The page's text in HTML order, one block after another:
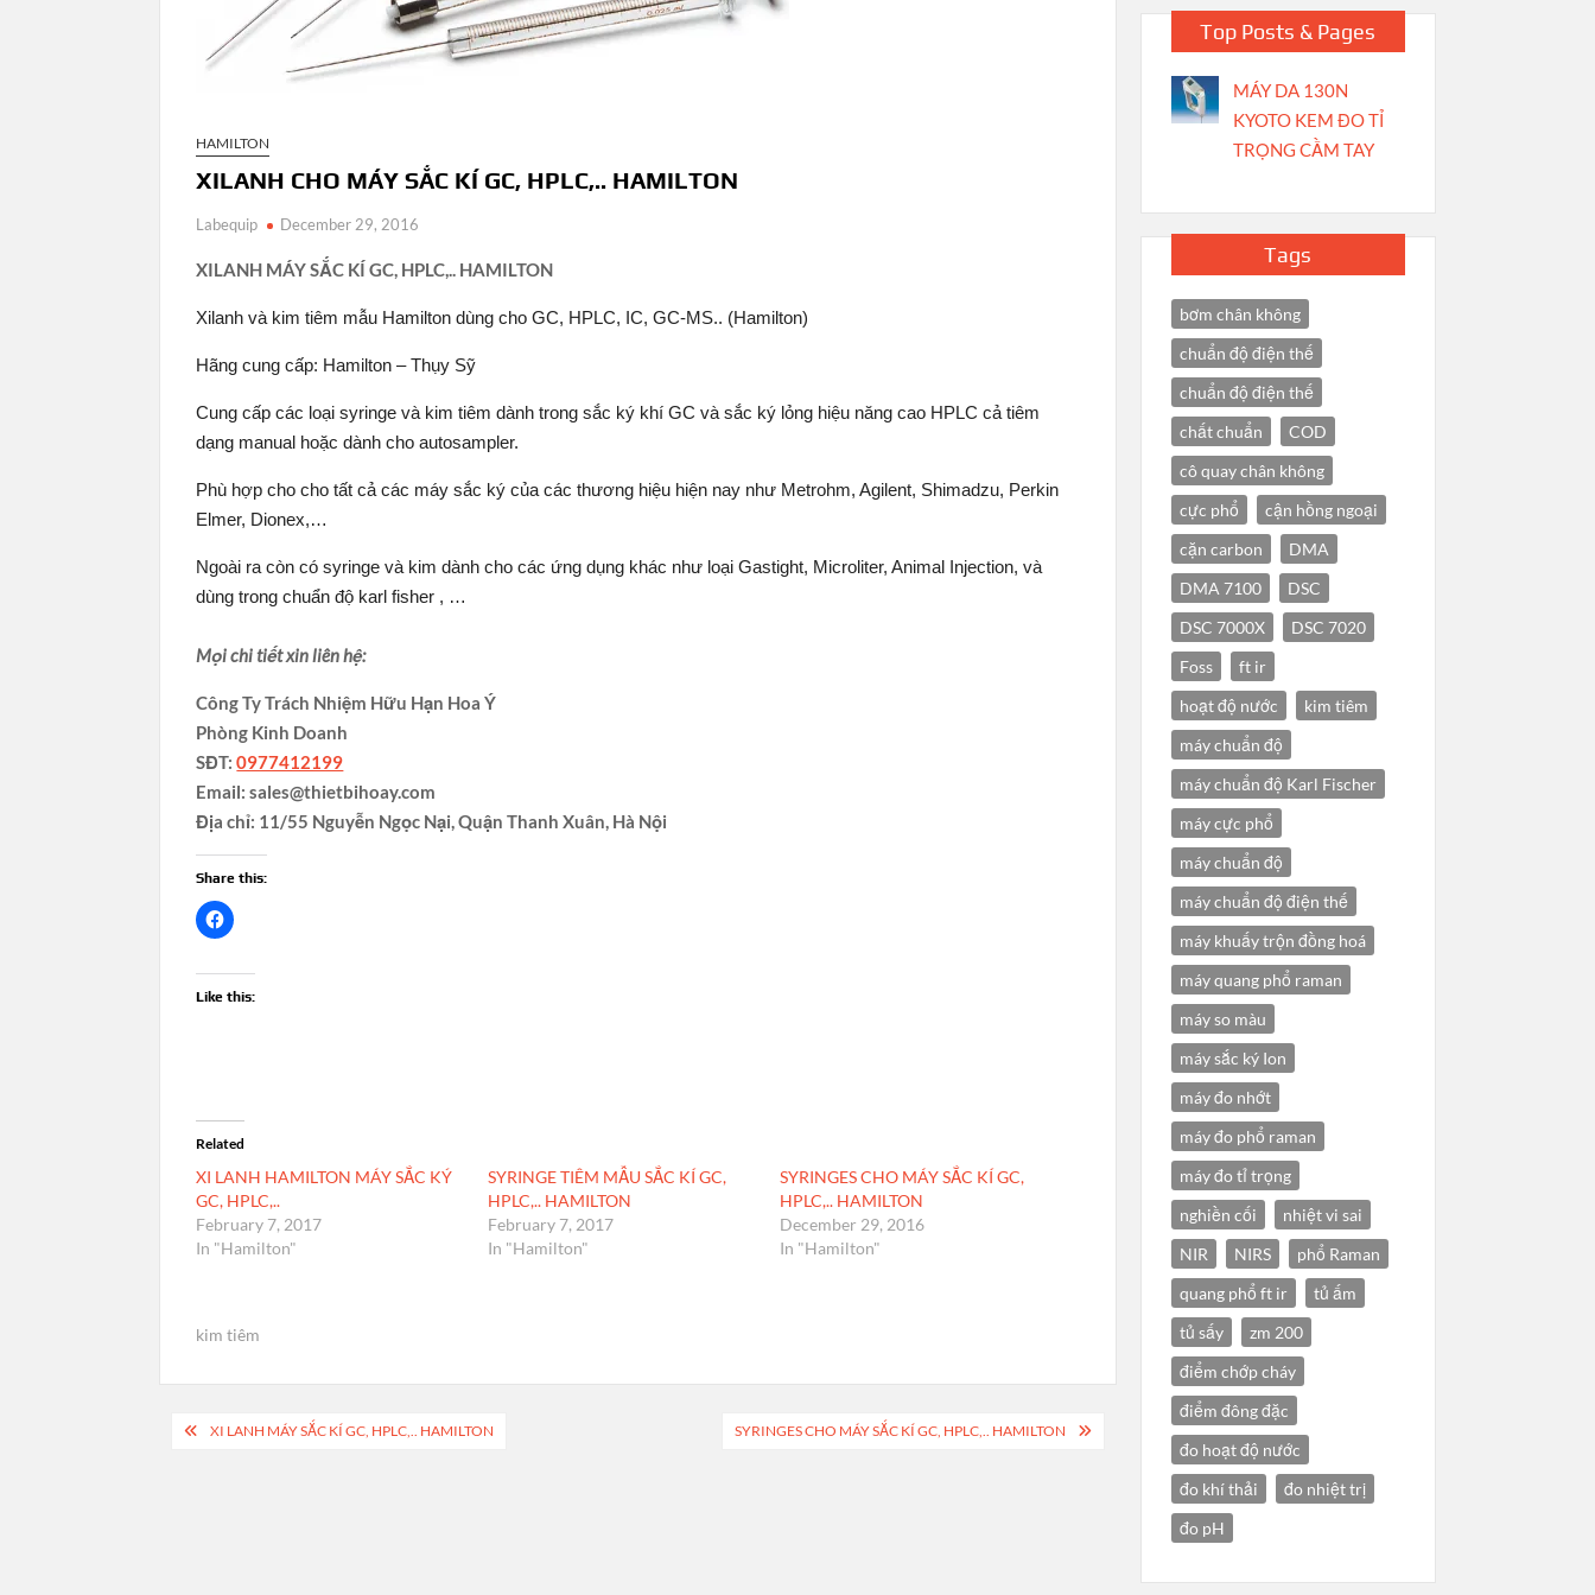
HAMILTON
XILANH CHO MÁY SẮC KÍ GC, HPLC,.. HAMILTON
Labequip December 29, 2016
XILANH MÁY SẮC KÍ GC, HPLC,.. HAMILTON
Xilanh và kim tiêm mẫu Hamilton dùng cho GC, HPLC, IC, GC-MS.. (Hamilton)
Hãng cung cấp: Hamilton – Thụy Sỹ
Cung cấp các loại syringe và kim tiêm dành trong sắc ký khí GC và sắc ký lỏng hiệu năng cao HPLC cả tiêm
dạng manual hoặc dành cho autosampler.
Phù hợp cho cho tất cả các máy sắc ký của các thương hiệu hiện nay như Metrohm, Agilent, Shimadzu, Perkin
Elmer, Dionex,…
Ngoài ra còn có syringe và kim dành cho các ứng dụng khác như loại Gastight, Microliter, Animal Injection, và
dùng trong chuẩn độ karl fisher , …
Mọi chi tiết xin liên hệ:
Công Ty Trách Nhiệm Hữu Hạn Hoa Ý
Phòng Kinh Doanh
SĐT:0977412199
Email: sales@thietbihoay.com
Địa chỉ: 11/55 Nguyễn Ngọc Nại, Quận Thanh Xuân, Hà Nội
Share this:
Like this:
Related
XI LANH HAMILTON MÁY SẮC KÝ
GC, HPLC,..
February 7, 2017
In "Hamilton"
SYRINGE TIÊM MẪU SẮC KÍ GC,
HPLC,.. HAMILTON
February 7, 2017
In "Hamilton"
SYRINGES CHO MÁY SẮC KÍ GC,
HPLC,.. HAMILTON
December 29, 2016
In "Hamilton"
kim tiêm
PostXI LANH MÁY SẮC KÍ GC, HPLC,.. HAMILTON SYRINGES CHO MÁY SẮC KÍ GC, HPLC,.. HAMILTON
Top Posts & Pages
MÁY DA 130N
KYOTO KEM ĐO TỈ
TRỌNG CẦM TAY
Tags
bơm chân không
chuẩn độ điện thế
chuẩn độ điện thế
chất chuẩn
COD
cô quay chân không
cực phổ
cận hồng ngoại
cặn carbon
DMA
DMA 7100
DSC
DSC 7000X
DSC 7020
Foss
ft ir
hoạt độ nước
kim tiêm
máy chuẩn độ
máy chuẩn độ Karl Fischer
máy cực phổ
máy chuẩn độ
máy chuẩn độ điện thế
máy khuấy trộn đồng hoá
máy quang phổ raman
máy so màu
máy sắc ký Ion
máy đo nhớt
máy đo phổ raman
máy đo tỉ trọng
nghiền cối
nhiệt vi sai
NIR
NIRS
phổ Raman
quang phổ ft ir
tủ ấm
tủ sấy
zm 200
điểm chớp cháy
điểm đông đặc
đo hoạt độ nước
đo khí thải
đo nhiệt trị
đo pH